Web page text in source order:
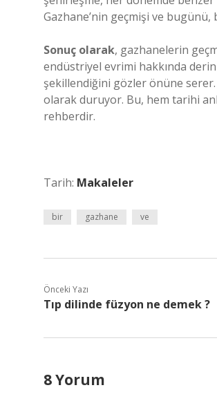
Gazhane’nin geçmişi ve bugünü,
Sonuç olarak, gazhanelerin
endüstriyel evrimi hakkında derin
şekillendiğini gözler önüne
olarak duruyor. Bu, hem tarihi
rehberdir.
Tarih: Makaleler
bir gazhane ve
Önceki Yazı
Tıp dilinde füzyon ne demek ?
8 Yorum